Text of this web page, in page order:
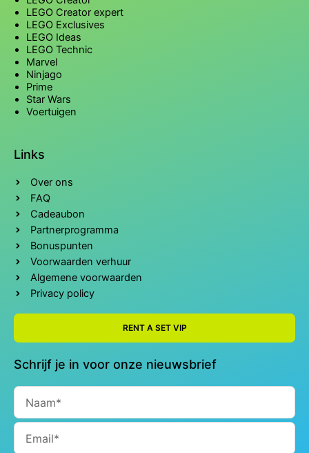
LEGO Creator expert
LEGO Exclusives
LEGO Ideas
LEGO Technic
Marvel
Ninjago
Prime
Star Wars
Voertuigen
Links
Over ons
FAQ
Cadeaubon
Partnerprogramma
Bonuspunten
Voorwaarden verhuur
Algemene voorwaarden
Privacy policy
RENT A SET VIP
Schrijf je in voor onze nieuwsbrief
Naam
Email